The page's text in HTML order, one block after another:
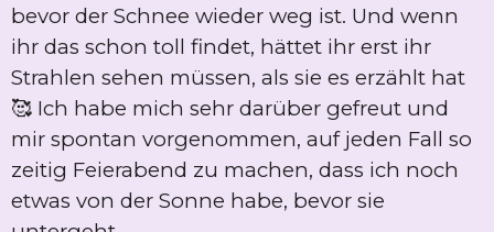
bevor der Schnee wieder weg ist. Und wenn
ihr das schon toll findet, hättet ihr erst ihr
Strahlen sehen müssen, als sie es erzählt hat
🥰 Ich habe mich sehr darüber gefreut und
mir spontan vorgenommen, auf jeden Fall so
zeitig Feierabend zu machen, dass ich noch
etwas von der Sonne habe, bevor sie